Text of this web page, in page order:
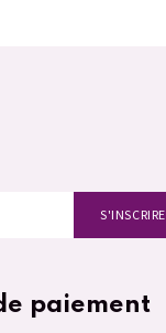
paiement
S'INSCRIRE